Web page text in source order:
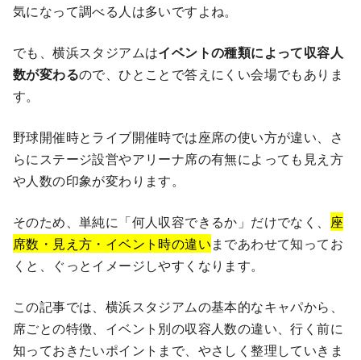
気になって調べる人は多いですよね。
でも、横浜スタジアムはイベントの種類によって収容人
数が変わるので、ひとことで答えにくい会場でもありま
す。
野球開催時とライブ開催時では座席の使い方が違い、さ
らにステージ設営やアリーナ席の有無によっても見え方
や人数の印象が変わります。
そのため、単純に「何人収容できるか」だけでなく、 座
席数・見え方・イベント時の違いまであわせて知ってお
くと、ぐっとイメージしやすくなります。
この記事では、横浜スタジアムの基本的なキャパから、
席ごとの特徴、イベント別の収容人数の違い、行く前に
知っておきたいポイントまで、やさしく整理していきま